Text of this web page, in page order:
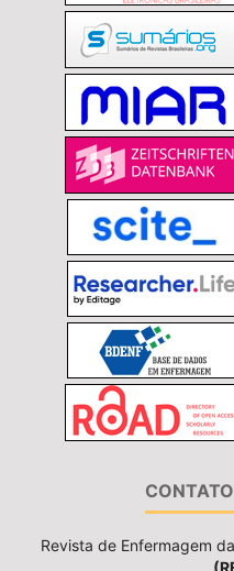
Revista de Enfermagem